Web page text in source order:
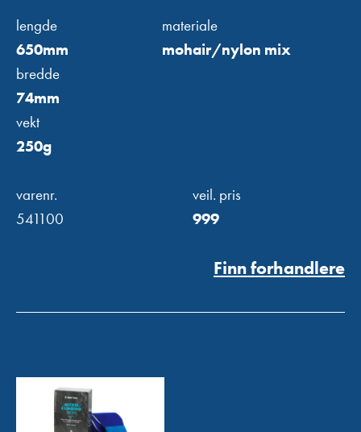
lengde
650mm
bredde
74mm
vekt
250g
materiale
mohair/nylon mix
varenr.
541100
veil. pris
999
Finn forhandlere